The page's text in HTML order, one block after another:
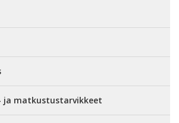
ja matkustustarvikkeet